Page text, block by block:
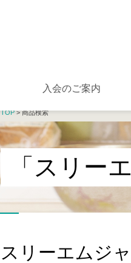
入会のご案内
TOP> 商品検索
「スリー
スリーエムジ